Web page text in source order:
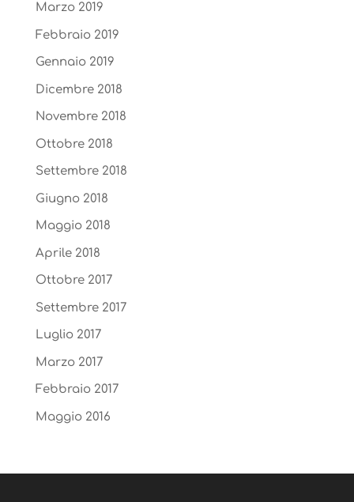
Marzo 2019
Febbraio 2019
Gennaio 2019
Dicembre 2018
Novembre 2018
Ottobre 2018
Settembre 2018
Giugno 2018
Maggio 2018
Aprile 2018
Ottobre 2017
Settembre 2017
Luglio 2017
Marzo 2017
Febbraio 2017
Maggio 2016